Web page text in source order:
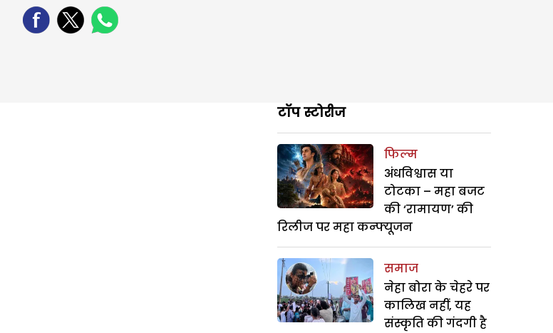
टॉप स्टोरीज
फिल्म
अंधविश्वास या
टोटका – महा बजट
की ‘रामायण’ की
रिलीज पर महा कन्फ्यूजन
समाज
नेहा बोरा के चेहरे पर
कालिख नहीं, यह
संस्कृति की गंदगी है